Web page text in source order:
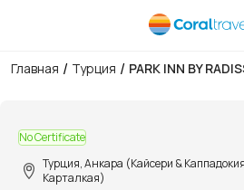
Главная / Турция / PARK INN BY
No Certificate
Турция, Анкара (Кайсери &
Карталкая)